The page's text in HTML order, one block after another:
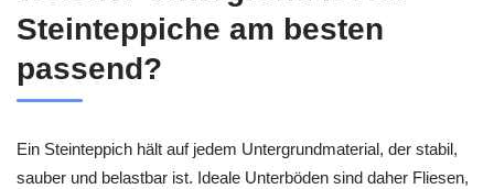
Steinteppiche am besten
passend?
Ein Steinteppich hält auf jedem Untergrundmaterial, der stabil,
sauber und belastbar ist. Ideale Unterböden sind daher Fliesen,